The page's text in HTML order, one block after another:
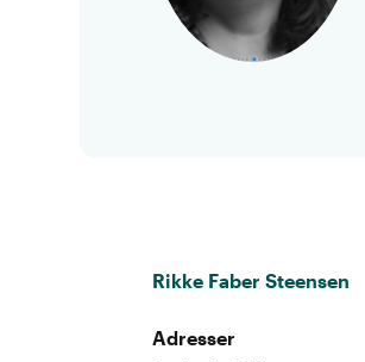
Rikke Faber Steensen
Adresser